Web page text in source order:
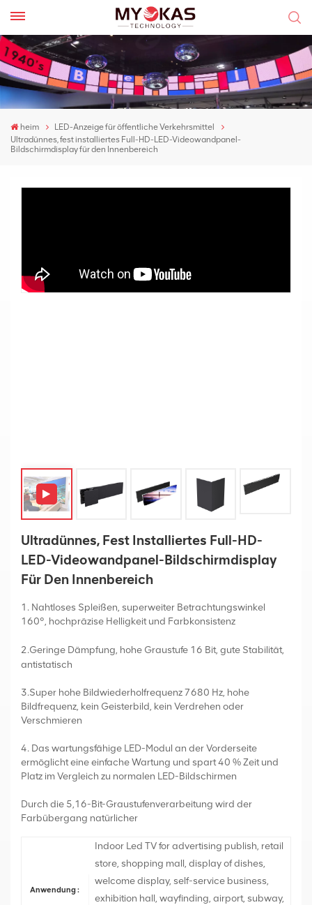
heim
LED-Anzeige für öffentliche Verkehrsmittel
Ultradünnes, fest installiertes Full-HD-LED-Videowandpanel-
Bildschirmdisplay für den Innenbereich
Ultradünnes, Fest Installiertes Full-HD-
LED-Videowandpanel-Bildschirmdisplay
Für Den Innenbereich
1. Nahtloses Spleißen, superweiter Betrachtungswinkel
160°, hochpräzise Helligkeit und Farbkonsistenz
2.Geringe Dämpfung, hohe Graustufe 16 Bit, gute Stabilität,
antistatisch
3.Super hohe Bildwiederholfrequenz 7680 Hz, hohe
Bildfrequenz, kein Geisterbild, kein Verdrehen oder
Verschmieren
4. Das wartungsfähige LED-Modul an der Vorderseite
ermöglicht eine einfache Wartung und spart 40 % Zeit und
Platz im Vergleich zu normalen LED-Bildschirmen
Durch die 5,16-Bit-Graustufenverarbeitung wird der
Farbübergang natürlicher
Anwendung :
Indoor Led TV for advertising publish, retail
store, shopping mall, display of dishes,
welcome display, self-service business,
exhibition hall, wayfinding, airport, subway,